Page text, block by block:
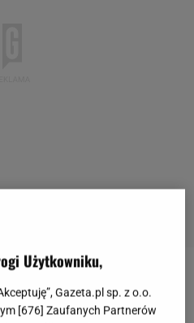
uwielbiają
wrażeniami ze swoich
Użytkowniku,
Gazeta.pl sp. z o.o.
[676] Zaufanych Partnerów